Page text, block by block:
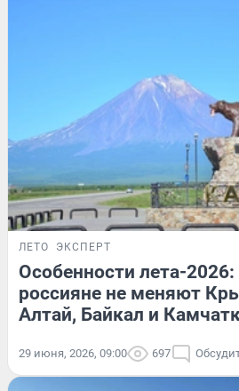
ЛЕТО ЭКСПЕРТ
Особенности лета-
россияне не меняют
Алтай, Байкал и
29 июня, 2026, 09:00 697